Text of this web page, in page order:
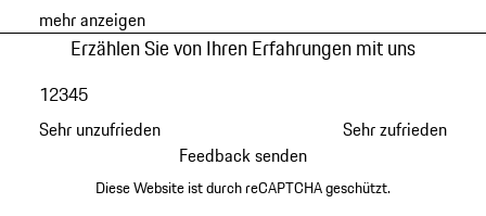
mehr anzeigen
Erzählen Sie von Ihren Erfahrungen mit uns
Sehr unzufrieden
12345
Sehr zufrieden
Feedback senden
Diese Website ist durch reCAPTCHA geschützt.